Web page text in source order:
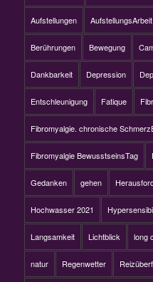
Aufstellungen AufstellungsArbeit
Berührungen Bewegung
Dankbarkeit Depression
Entschleunigung Fatique
Fibromyalgie. chronische
Fibromyalgie BewusstseinsTag
Gedanken gehen
Hochwasser 2021
Langsamkeit Lichtblick long
natur Regenwetter